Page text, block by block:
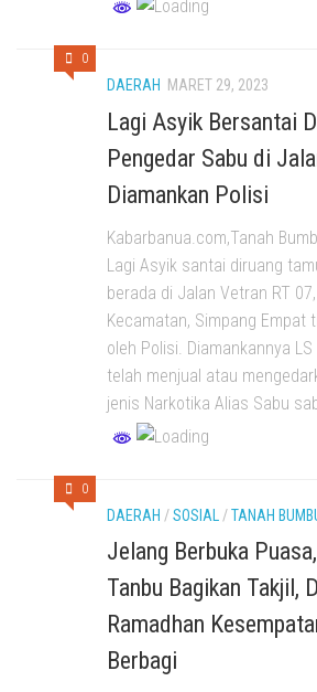
0
DAERAH MARET 29, 2023
Lagi Asyik Bersantai
Pengedar Sabu di
Diamankan Polisi
Kabarbanua.com,Tanah
Lagi Asyik santai diruang
berada di Jalan Vetran RT
Kecamatan, Simpang Empat
oleh Polisi. Diamankannya
telah menjual atau
jenis Narkotika Alias Sabu
0
DAERAH /SOSIAL /TANAH
Jelang Berbuka
Tanbu Bagikan Takjil,
Ramadhan
Berbagi